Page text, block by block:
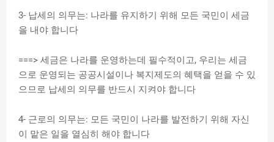
a
y
V
i
3- 납세의 의무는: 나라를 유지하기 위해 모든 국민이 세금
을 내야 합니다
===> 세금은 나라를 운영하는데 필수적이고, 우리는 세금
으로 운영되는 공공시설이나 복지제도의 혜택을 얻을 수 있
으므로 납세의 의무를 반드시 지켜야 합니다
4- 근로의 의무는: 모든 국민이 나라를 발전하기 위해 자신
이 맡은 일을 열심히 해야 합니다